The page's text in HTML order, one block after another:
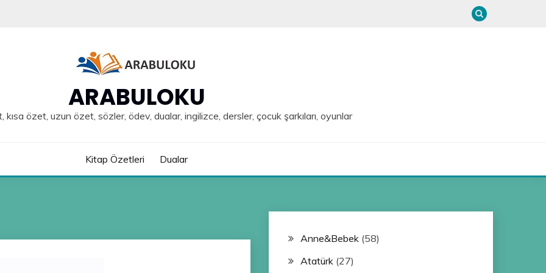
ARABULOKU
özet, uzun özet, sözler, ödev, dualar, ingilizce, dersler, çocuk şarkıları, oyunlar
Kitap Özetleri Dualar
Anne&Bebek(58)
Atatürk(27)